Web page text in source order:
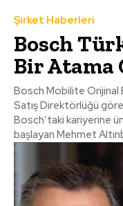
Şirket Haberleri
Bosch
Bir Atama
Bosch Mobilite Orijinal
Satış Direktörlüğü
Bosch’taki kariyerine
başlayan Mehmet